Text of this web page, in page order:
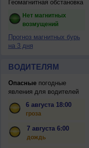
Геомагнитная обстановка
Нет магнитных
возмущений
Прогноз магнитных бурь
на 3 дня
ВОДИТЕЛЯМ
Опасныепогодные
явления для водителей
6 августа 18:00
гроза
7 августа 6:00
дождь